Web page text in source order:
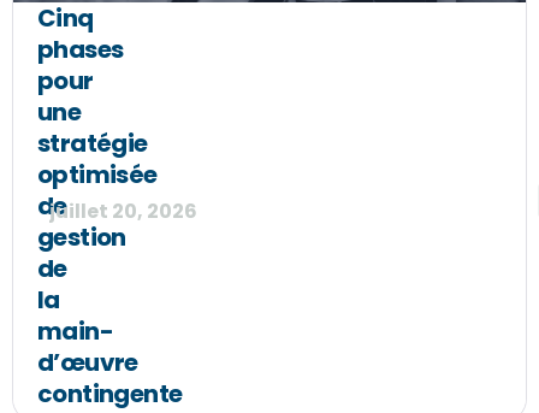
Cinq
phases
pour
une
stratégie
optimisée
de
gestion
de
la
main-
d’œuvre
contingente
juillet 20, 2026